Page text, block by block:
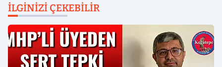
İLGINIZI ÇEKEBILIR